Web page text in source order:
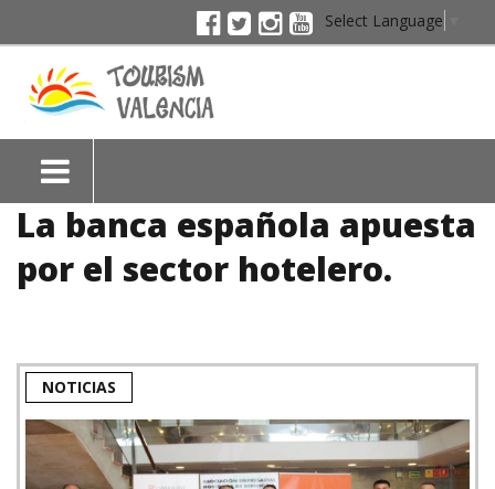
Select Language
La banca española apuesta
por el sector hotelero.
NOTICIAS